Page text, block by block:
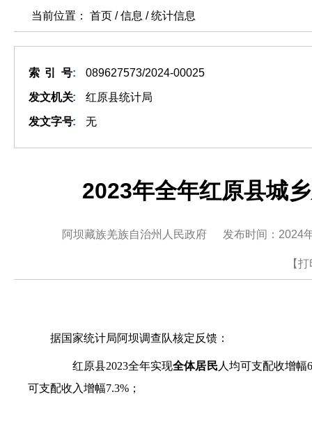
当前位置： 首页 / 信息 /统计信息
索引号: 089627573/2024-00025
发文机关: 红原县统计局
发文字号: 无
2023年全年红原县城
阿坝藏族羌族自治州人民政府 发布时间：2024
【
据国家统计局阿坝调查队核定反馈：
红原县2023全年实现全体居民人均可支配收增幅
可支配收入增幅7.3%；